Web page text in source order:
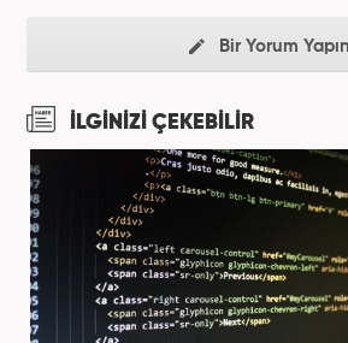
Bir Yorum Yapın
İLGİNİZİ ÇEKEBİLİR